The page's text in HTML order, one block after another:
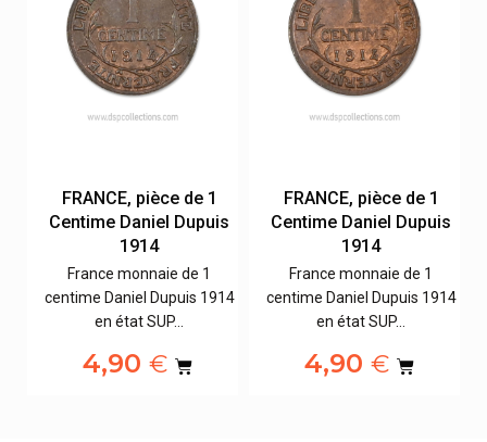
FRANCE, pièce de 1
Centime Daniel Dupuis
1914
France monnaie de 1
centime Daniel Dupuis 1914
en état SUP…
4,90€
FRANCE, pièce de 1
Centime Daniel Dupuis
1914
France monnaie de 1
centime Daniel Dupuis 1914
en état SUP…
4,90€